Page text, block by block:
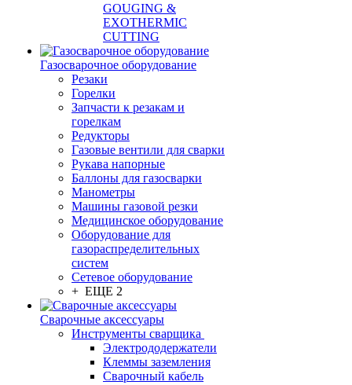
GOUGING &
EXOTHERMIC
CUTTING
Газосварочное оборудование
Резаки
Горелки
Запчасти к резакам и
горелкам
Редукторы
Газовые вентили для сварки
Рукава напорные
Баллоны для газосварки
Манометры
Машины газовой резки
Медицинское оборудование
Оборудование для
газораспределительных
систем
Сетевое оборудование
+ ЕЩЕ 2
Сварочные аксессуары
Инструменты сварщика
Электрододержатели
Клеммы заземления
Сварочный кабель